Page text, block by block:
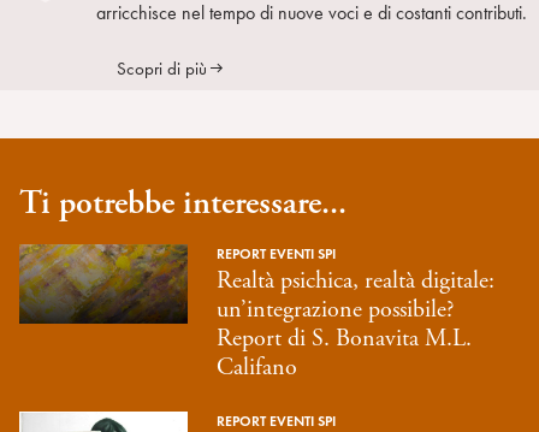
arricchisce nel tempo di nuove voci e di costanti contributi.
Scopri di più
Ti potrebbe interessare...
REPORT EVENTI SPI
Realtà psichica, realtà digitale:
un’integrazione possibile?
Report di S. Bonavita M.L.
Califano
REPORT EVENTI SPI